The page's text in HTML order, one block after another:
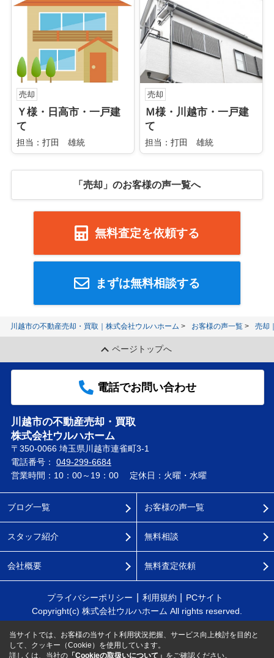
売却
Ｙ様・日高市・一戸建
て
担当：打田 雄統
売却
Ｍ様・川越市・一戸建
て
担当：打田 雄統
「売却」のお客様の声一覧へ
無料査定を依頼する
まずは無料相談する
川越市の不動産売却・買取｜株式会社ウルハホーム お客様の声一覧 売却
ページトップへ
電話でお問い合わせ
川越市の不動産売却・買取
株式会社ウルハホーム
〒350-0066 埼玉県川越市連雀町3-1
電話番号： 049-299-6684
営業時間：10：00～19：00
定休日：火曜・水曜
ブログ一覧
スタッフ紹介
会社概要
お客様の声一覧
無料相談
無料査定依頼
プライバシーポリシー 利用規約
PCサイト
Copyright(c) 株式会社ウルハホーム All rights reserved.
当サイトでは、お客様の当サイト利用状況把握、サービス向上検討を目的と
して、クッキー（Cookie）を使用しています。
詳しくは、当社の 「Cookieの取扱いについて」 をご確認ください。